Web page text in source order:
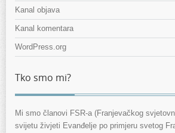
Kanal objava
Kanal komentara
WordPress.org
Tko smo mi?
Mi smo članovi FSR-a (Franjevačkog
svijetu živjeti Evanđelje po primjeru svetog